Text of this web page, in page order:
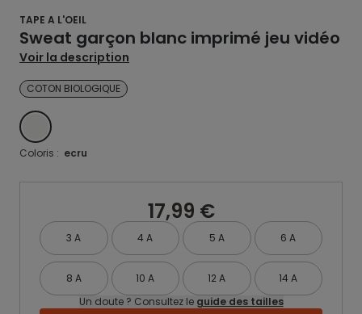
TAPE A L'OEIL
Sweat garçon blanc imprimé jeu vidéo
Voir la description
COTON BIOLOGIQUE
ECRU
Coloris : ecru
17,99 €
3 A 4 A 5 A 6 A
8 A 10 A 12 A
14 A
Un doute ? Consultez le guide des tailles